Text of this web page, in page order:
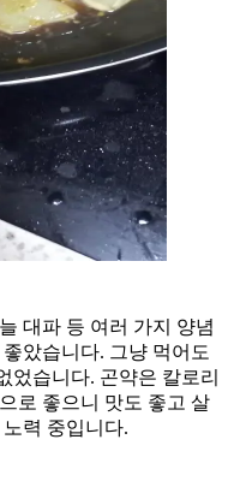
대파 등 여러 가지 양념
았습니다. 그냥 먹어도
었습니다. 곤약은 칼로리
로 좋으니 맛도 좋고 살
력 중입니다.